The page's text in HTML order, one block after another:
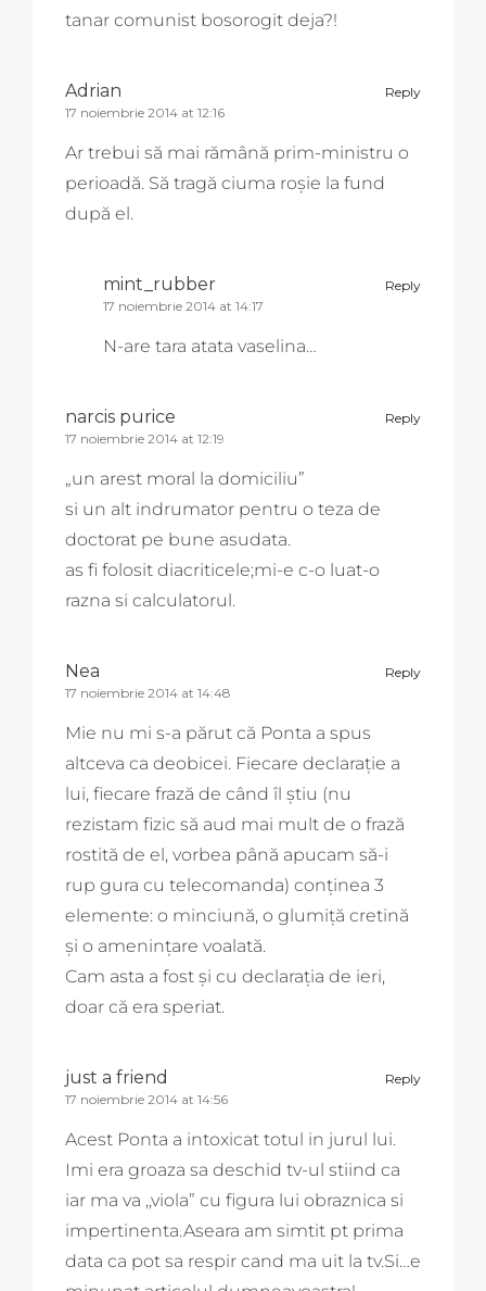
tanar comunist bosorogit deja?!
Reply
Adrian
17 noiembrie 2014 at 12:16
Ar trebui să mai rămână prim-ministru o
perioadă. Să tragă ciuma roșie la fund
după el.
Reply
mint_rubber
17 noiembrie 2014 at 14:17
N-are tara atata vaselina…
Reply
narcis purice
17 noiembrie 2014 at 12:19
„un arest moral la domiciliu”
si un alt indrumator pentru o teza de
doctorat pe bune asudata.
as fi folosit diacriticele;mi-e c-o luat-o
razna si calculatorul.
Reply
Nea
17 noiembrie 2014 at 14:48
Mie nu mi s-a părut că Ponta a spus
altceva ca deobicei. Fiecare declaraţie a
lui, fiecare frază de când îl ştiu (nu
rezistam fizic să aud mai mult de o frază
rostită de el, vorbea până apucam să-i
rup gura cu telecomanda) conţinea 3
elemente: o minciună, o glumiţă cretină
şi o ameninţare voalată.
Cam asta a fost şi cu declaraţia de ieri,
doar că era speriat.
Reply
just a friend
17 noiembrie 2014 at 14:56
Acest Ponta a intoxicat totul in jurul lui.
Imi era groaza sa deschid tv-ul stiind ca
iar ma va ,,viola” cu figura lui obraznica si
impertinenta.Aseara am simtit pt prima
data ca pot sa respir cand ma uit la tv.Si…e